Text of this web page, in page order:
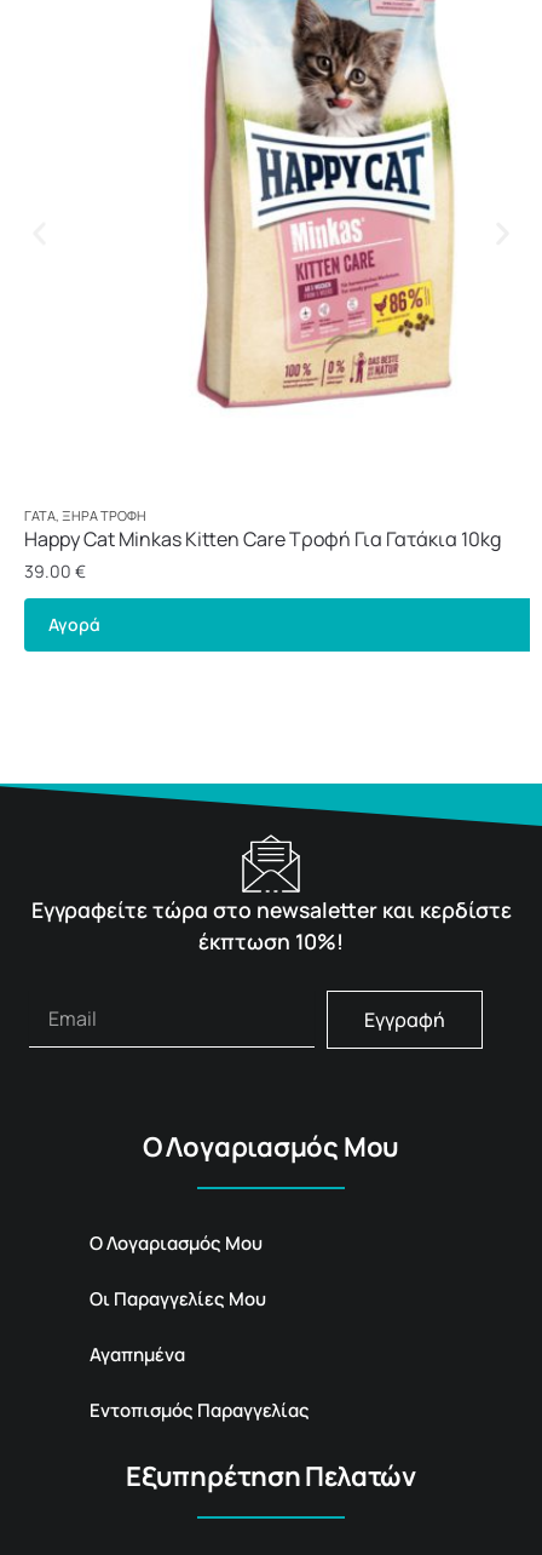
ΓΆΤΑ ΞΗΡΆ ΤΡΟΦΉ
Happy Cat Minkas Kitten Care Τροφή Για Γατάκια 10kg
39.00 €
Αγορά
Εγγραφείτε τώρα στο newsaletter και κερδίστε
έκπτωση 10%!
Εγγραφή
Ο Λογαριασμός Μου
Ο Λογαριασμός Μου
Οι Παραγγελίες Μου
Αγαπημένα
Εντοπισμός Παραγγελίας
Εξυπηρέτηση Πελατών